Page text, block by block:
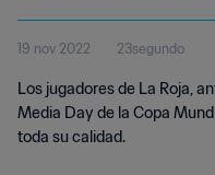
Day
19 nov 2022 23segundo
Los jugadores de La Roja,
Media Day de la Copa
toda su calidad.